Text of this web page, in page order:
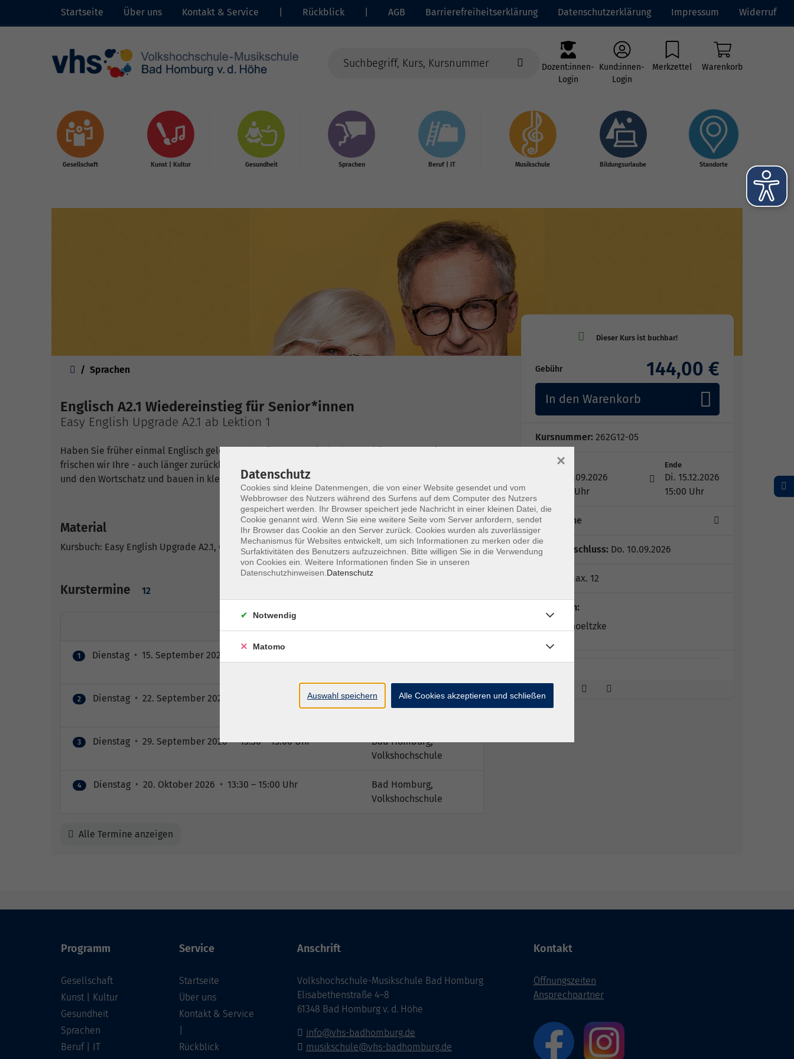
Startseite Über uns Kontakt & Service Rückblick AGB Barrierefreiheitserklärung Datenschutzerklärung Impressum Widerruf
Dozent:innen-
Login
Kund:innen-
Login
Merkzettel Warenkorb
Gesellschaft Kunst | Kultur Gesundheit Sprachen Beruf | IT Musikschule Bildungsurlaube Standorte
Sprachen
Englisch A2.1 Wiedereinstieg für Senior*innen
Easy English Upgrade A2.1 ab Lektion 1
Haben Sie früher einmal Englisch gelernt und möchten es wieder besser können? Gemeinsam
frischen wir Ihre - auch länger zurückliegenden - Kenntnisse auf, wiederholen die Basisgrammatik
und den Wortschatz und bauen in kleinschrittigen Lektionen darauf auf.
Material
Kursbuch: Easy English Upgrade A2.1, Cornelsen ISBN 978-3-06-520815-4
Kurstermine 12
1 Dienstag • 15. September 2026
2 Dienstag • 22. September 2026 13:30 – 15:00 Uhr
Bad Homburg,
Volkshochschule
3 Dienstag • 29. September 2026 • 13:30 – 15:00 Uhr
Bad Homburg,
Volkshochschule
4 Dienstag • 20. Oktober 2026 • 13:30 – 15:00 Uhr
Bad Homburg,
Volkshochschule
Alle Termine anzeigen
Gebühr 144,00 €
In den Warenkorb
Kursnummer: 262G12-05
Start
Di. 15.09.2026
13:30 Uhr
Ende
Di. 15.12.2026
15:00 Uhr
12 Termine
Anmeldeschluss: Do. 10.09.2026
max. 12
Dozent*in:
Ursel Schoeltzke
Programm
Gesellschaft
Kunst | Kultur
Gesundheit
Sprachen
Beruf | IT
Service
Startseite
Über uns
Kontakt & Service
Rückblick
Anschrift
Volkshochschule-Musikschule Bad Homburg
Elisabethenstraße 4–8
61348 Bad Homburg v. d. Höhe
info@vhs-badhomburg.de
musikschule@vhs-badhomburg.de
Kontakt
Öffnungszeiten
Ansprechpartner
Datenschutz
Cookies sind kleine Datenmengen, die von einer Website gesendet und vom
Webbrowser des Nutzers während des Surfens auf dem Computer des Nutzers
gespeichert werden. Ihr Browser speichert jede Nachricht in einer kleinen Datei, die
Cookie genannt wird. Wenn Sie eine weitere Seite vom Server anfordern, sendet
Ihr Browser das Cookie an den Server zurück. Cookies wurden als zuverlässiger
Mechanismus für Websites entwickelt, um sich Informationen zu merken oder die
Surfaktivitäten des Benutzers aufzuzeichnen. Bitte willigen Sie in die Verwendung
von Cookies ein. Weitere Informationen finden Sie in unseren
Datenschutzhinweisen. Datenschutz
×
Notwendig
Matomo
Auswahl speichern Alle Cookies akzeptieren und schließen